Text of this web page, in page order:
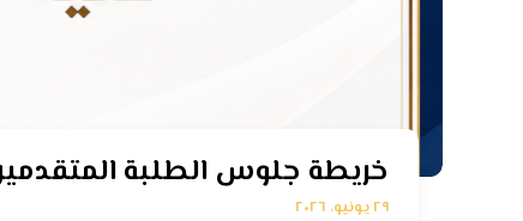
خريطة جلوس الطلبة المتقدمين
٢٩ يونيو، ٢٠٢٦